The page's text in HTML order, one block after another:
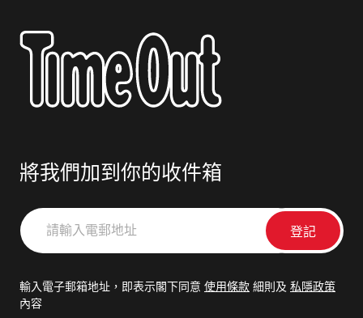
將我們加到你的收件箱
請
輸
郵
輸入電子郵箱地址，即表示閣下同意 使用條款 細則及 私隱政策
內容